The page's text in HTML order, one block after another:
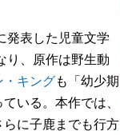
発表した児童文学
り、原作は野生動
・キングも「幼少期
いる。本作では、
に子鹿までも行方